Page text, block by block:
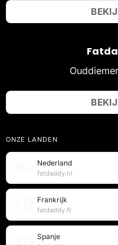
ONZE LANDEN
Nederland
fatdaddy.nl
Frankrijk
fatdaddy.fr
Spanje